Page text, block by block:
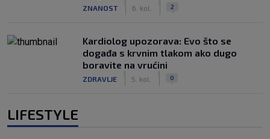
ZNANOST 6. kol. 2
Kardiolog upozorava: Evo što se
događa s krvnim tlakom ako dugo
boravite na vrućini
ZDRAVLJE 5. kol. 0
LIFESTYLE